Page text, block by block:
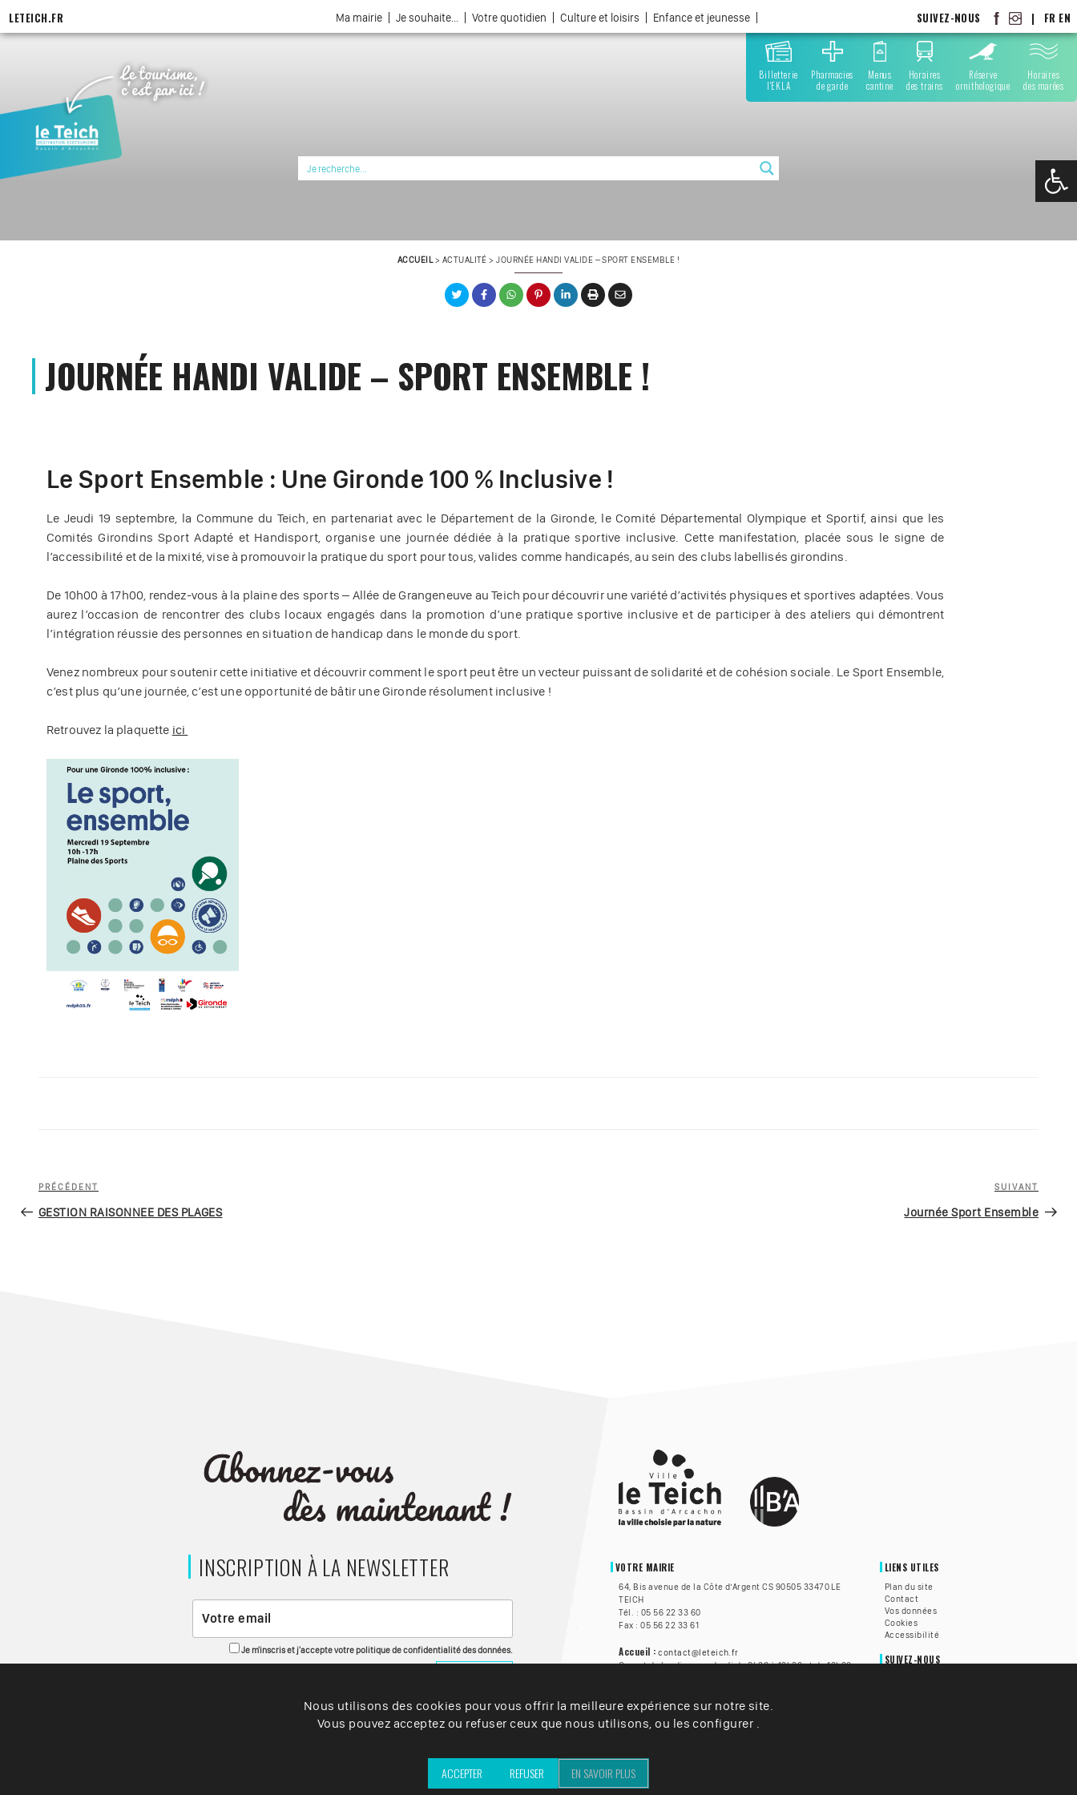
LETEICH.FR Ma mairie Je souhaite... Votre quotidien Culture et loisirs Enfance et jeunesse SUIVEZ-NOUS | FR EN
Billetterie
l'EKLA
Pharmacies
de garde
Menus
cantine
Horaires
des trains
Réserve
ornithologique
Horaires
des marées
ACCUEIL> ACTUALITÉ >JOURNÉE HANDI VALIDE – SPORT ENSEMBLE !
JOURNÉE HANDI VALIDE – SPORT ENSEMBLE !
Le Sport Ensemble : Une Gironde 100 % Inclusive !
Le Jeudi 19 septembre, la Commune du Teich, en partenariat avec le Département de la Gironde, le Comité Départemental Olympique et Sportif, ainsi que les
Comités Girondins Sport Adapté et Handisport, organise une journée dédiée à la pratique sportive inclusive. Cette manifestation, placée sous le signe de
l’accessibilité et de la mixité, vise à promouvoir la pratique du sport pour tous, valides comme handicapés, au sein des clubs labellisés girondins.
De 10h00 à 17h00, rendez-vous à la plaine des sports – Allée de Grangeneuve au Teich pour découvrir une variété d’activités physiques et sportives adaptées. Vous
aurez l’occasion de rencontrer des clubs locaux engagés dans la promotion d’une pratique sportive inclusive et de participer à des ateliers qui démontrent
l’intégration réussie des personnes en situation de handicap dans le monde du sport.
Venez nombreux pour soutenir cette initiative et découvrir comment le sport peut être un vecteur puissant de solidarité et de cohésion sociale. Le Sport Ensemble,
c’est plus qu’une journée, c’est une opportunité de bâtir une Gironde résolument inclusive !
Retrouvez la plaquette ici
PRÉCÉDENT
GESTION RAISONNEE DES PLAGES
SUIVANT
Journée Sport Ensemble
INSCRIPTION À LA NEWSLETTER
Je m'inscris et j'accepte votre politique de confidentialité des données.
VOTRE MAIRIE
64, Bis avenue de la Côte d’Argent CS 90505 33470 LE
TEICH
Tél. : 05 56 22 33 60
Fax : 05 56 22 33 61
Accueil : contact@leteich.fr
Ouvert du lundi au vendredi de 8h30 à 12h30 et de 13h30
🦻 Accessibilité :La Ville du Teich est accessible aux
personnes sourdes ou malentendantes grâce à la
solution Acceo. Cliquez ICIpour être mis en relation
LIENS UTILES
Plan du site
Contact
Vos données
Cookies
Accessibilité
SUIVEZ-NOUS
Nous utilisons des cookies pour vous offrir la meilleure expérience sur notre site.
Vous pouvez acceptez ou refuser ceux que nous utilisons, ou les configurer .
ACCEPTER REFUSER EN SAVOIR PLUS
Ouvrir